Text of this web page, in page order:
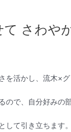
さわや
を活かし、流木×
ので、自分好みの
て引き立ちます。